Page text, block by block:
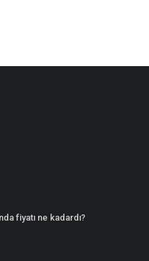
fiyatı ne kadardı?